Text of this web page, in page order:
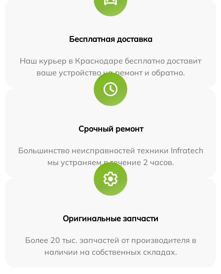
Бесплатная доставка
Наш курьер в Краснодаре бесплатно доставит
ваше устройство на ремонт и обратно.
Срочный ремонт
Большинство неисправностей техники Infratech
мы устраняем в течение 2 часов.
Оригинальные запчасти
Более 20 тыс. запчастей от производителя в
наличии на собственных складах.